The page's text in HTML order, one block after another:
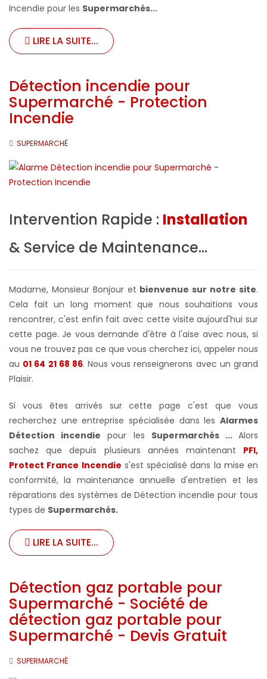
Incendie pour les Supermarchés...
LIRE LA SUITE...
Détection incendie pour
Supermarché - Protection
Incendie
SUPERMARCHÉ
Intervention Rapide : Installation
& Service de Maintenance...
Madame, Monsieur Bonjour et bienvenue sur notre site.
Cela fait un long moment que nous souhaitions vous
rencontrer, c'est enfin fait avec cette visite aujourd'hui sur
cette page. Je vous demande d'être à l'aise avec nous, si
vous ne trouvez pas ce que vous cherchez ici, appeler nous
au 01 64 21 68 86. Nous vous renseignerons avec un grand
Plaisir.
Si vous êtes arrivés sur cette page c'est que vous
recherchez une entreprise spécialisée dans les Alarmes
Détection incendie pour les Supermarchés ...Alors
sachez que depuis plusieurs années maintenant PFI,
Protect France Incendie s'est spécialisé dans la mise en
conformité, la maintenance annuelle d'entretien et les
réparations des systèmes de Détection incendie pour tous
types de Supermarchés.
LIRE LA SUITE...
Détection gaz portable pour
Supermarché - Société de
détection gaz portable pour
Supermarché - Devis Gratuit
SUPERMARCHÉ